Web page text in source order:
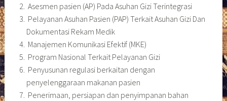
Asesmen pasien (AP) Pada Asuhan Gizi Terintegrasi
Pelayanan Asuhan Pasien (PAP) Terkait Asuhan Gizi Dan
Dokumentasi Rekam Medik
Manajemen Komunikasi Efektif (MKE)
Program Nasional Terkait Pelayanan Gizi
Penyusunan regulasi berkaitan dengan
penyelenggaraan makanan pasien
Penerimaan, persiapan dan penyimpanan bahan